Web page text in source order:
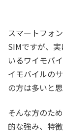
スマートフォ
SIMですが、
いるワイモバ
イモバイルの
の方は多いと思
そんな方のた
的な強み、特